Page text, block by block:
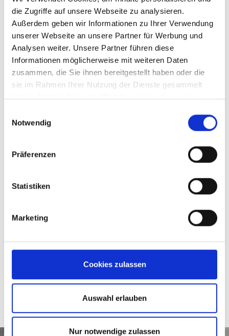
die Zugriffe auf unsere Webseite zu analysieren.
Außerdem geben wir Informationen zu Ihrer Verwendung
unserer Webseite an unsere Partner für Werbung und
Analysen weiter. Unsere Partner führen diese
Informationen möglicherweise mit weiteren Daten
zusammen, die Sie ihnen bereitgestellt haben oder die
sie im Rahmen Ihrer Nutzung der Dienste gesammelt
haben. Klicken Sie auch "Details anzeigen", um eine
Information dazu und die Möglichkeit, Ihre Auswahl im
Notwendig
Präferenzen
Statistiken
Marketing
Cookies zulassen
Auswahl erlauben
Nur notwendige zulassen
Weitere Varianten und Ausführungen:
Produktgalerie überspringen